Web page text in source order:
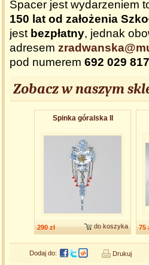
Spacer jest wydarzeniem
150 lat od założenia
jest bezpłatny, jednak
adresem
pod numerem 692 029 817
Zobacz w naszym
Spinka góralska II
290 zł do koszyka 75
Dodaj do: Drukuj